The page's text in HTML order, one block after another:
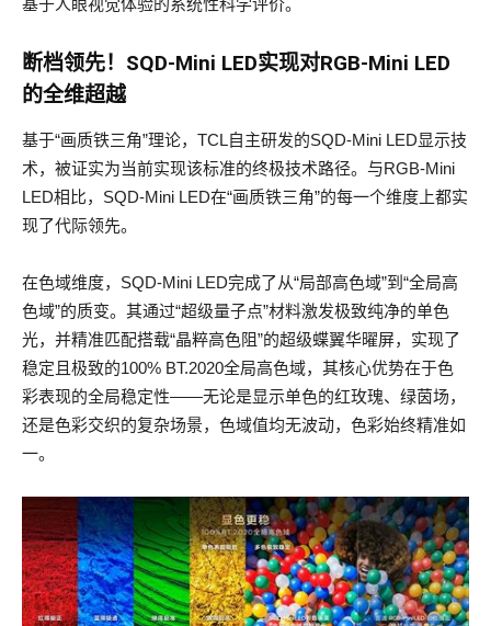
断档领先！SQD-Mini LED实现对RGB-Mini LED
的全维超越
基于“画质铁三角”理论，TCL自主研发的SQD-Mini LED显示技
术，被证实为当前实现该标准的终极技术路径。与RGB-Mini
LED相比，SQD-Mini LED在“画质铁三角”的每一个维度上都实
现了代际领先。
在色域维度，SQD-Mini LED完成了从“局部高色域”到“全局高
色域”的质变。其通过“超级量子点”材料激发极致纯净的单色
光，并精准匹配搭载“晶粹高色阻”的超级蝶翼华曜屏，实现了
稳定且极致的100% BT.2020全局高色域，其核心优势在于色
彩表现的全局稳定性——无论是显示单色的红玫瑰、绿茵场，
还是色彩交织的复杂场景，色域值均无波动，色彩始终精准如
一。